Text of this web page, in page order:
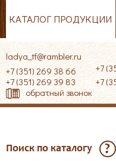
КАТАЛОГ ПРОДУКЦИИ
ladya_tf@rambler.ru
+7 (351) 269 38 66
+7 (351) 269 39 83
+7
+7
обратный звонок
Поиск по каталогу ?